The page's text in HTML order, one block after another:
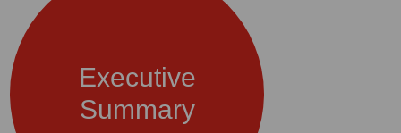
Executive
Summary